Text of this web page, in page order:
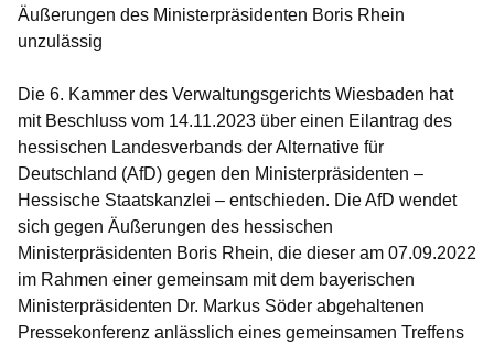
Äußerungen des Ministerpräsidenten Boris Rhein
unzulässig
Die 6. Kammer des Verwaltungsgerichts Wiesbaden hat
mit Beschluss vom 14.11.2023 über einen Eilantrag des
hessischen Landesverbands der Alternative für
Deutschland (AfD) gegen den Ministerpräsidenten –
Hessische Staatskanzlei – entschieden. Die AfD wendet
sich gegen Äußerungen des hessischen
Ministerpräsidenten Boris Rhein, die dieser am 07.09.2022
im Rahmen einer gemeinsam mit dem bayerischen
Ministerpräsidenten Dr. Markus Söder abgehaltenen
Pressekonferenz anlässlich eines gemeinsamen Treffens